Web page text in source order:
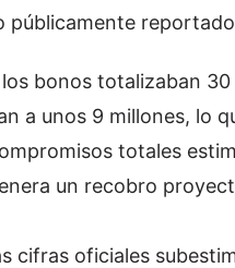
públicamente
bonos totalizaban
a unos 9 millones, lo
totales
un recobro
cifras oficiales